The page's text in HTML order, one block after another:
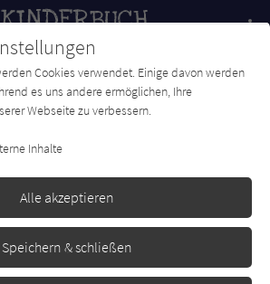
Forum Charts Newsletter
Cookies verwendet. Einige davon werden
es uns andere ermöglichen, Ihre
Webseite zu verbessern.
Inhalte
Alle akzeptieren
Speichern & schließen